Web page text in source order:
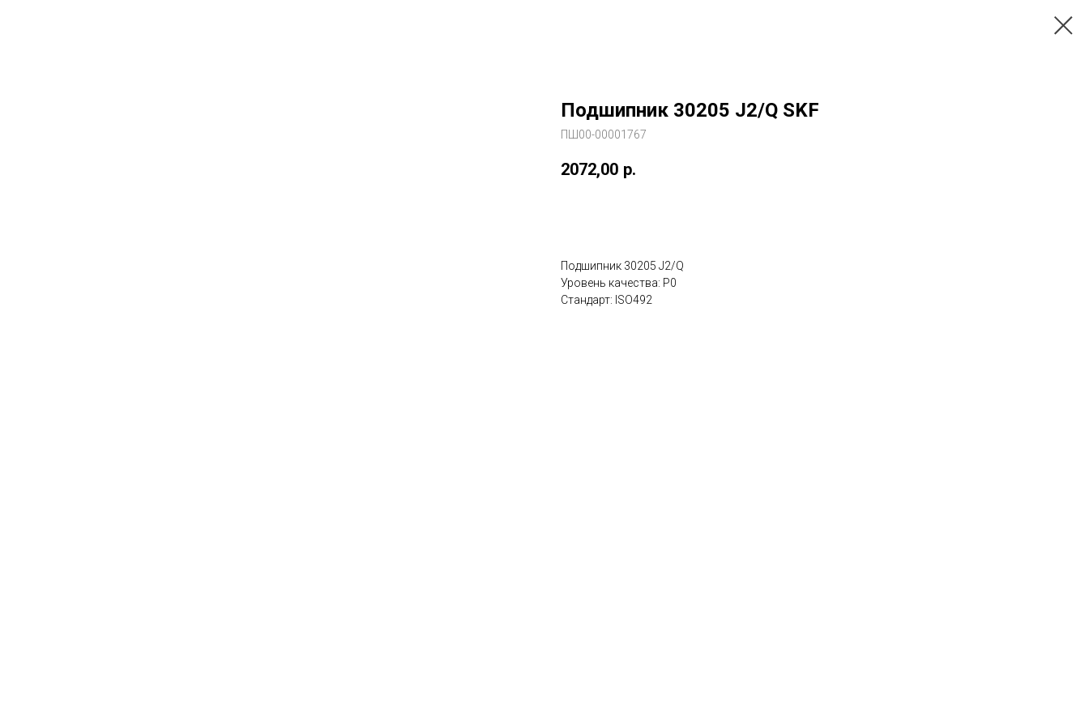
Подшипник 30205 J2/Q SKF
ПШ00-00001767
2072,00 р.
Подшипник 30205 J2/Q
Уровень качества: P0
Стандарт: ISO492